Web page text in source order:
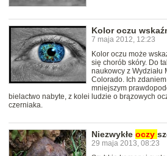
Kolor oczu
7 maja 2012, 12:23
Kolor oczu może
się chorób skóry. Do
naukowcy z Wydziału
Colorado. Ich
mniejszym
bielactwo nabyte, z kolei ludzie o brązowych
czerniaka.
Niezwykłe oczy
29 maja 2013, 08:23